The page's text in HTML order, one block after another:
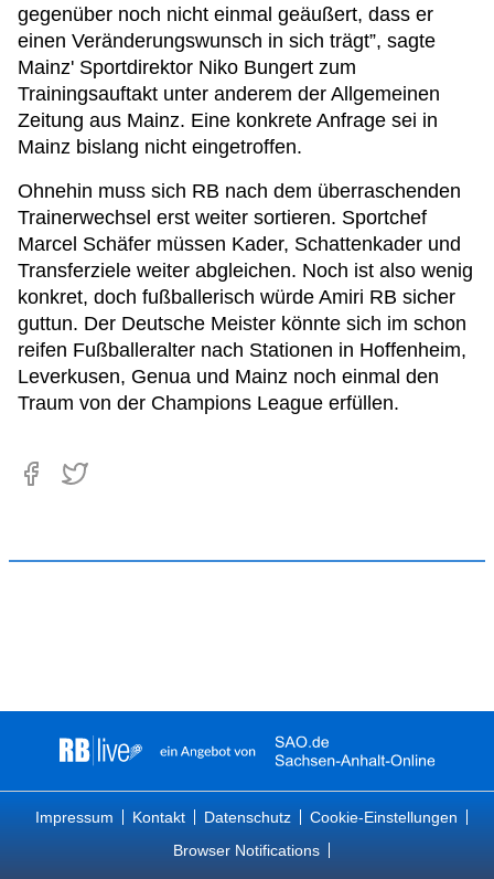
gegenüber noch nicht einmal geäußert, dass er
einen Veränderungswunsch in sich trägt”, sagte
Mainz' Sportdirektor Niko Bungert zum
Trainingsauftakt unter anderem der Allgemeinen
Zeitung aus Mainz. Eine konkrete Anfrage sei in
Mainz bislang nicht eingetroffen.
Ohnehin muss sich RB nach dem überraschenden
Trainerwechsel erst weiter sortieren. Sportchef
Marcel Schäfer müssen Kader, Schattenkader und
Transferziele weiter abgleichen. Noch ist also wenig
konkret, doch fußballerisch würde Amiri RB sicher
guttun. Der Deutsche Meister könnte sich im schon
reifen Fußballeralter nach Stationen in Hoffenheim,
Leverkusen, Genua und Mainz noch einmal den
Traum von der Champions League erfüllen.
Impressum Kontakt Datenschutz
Cookie-Einstellungen
Browser Notifications